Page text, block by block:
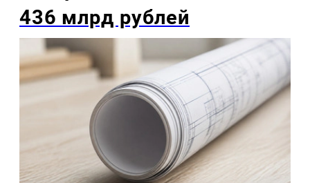
436 млрд рублей